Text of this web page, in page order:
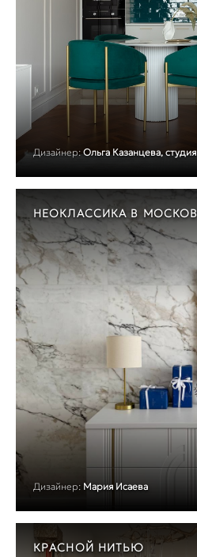
Дизайнер: Ольга Казанцева,
НЕОКЛАССИКА В
Дизайнер: Мария Исаева
КРАСНОЙ НИТЬЮ